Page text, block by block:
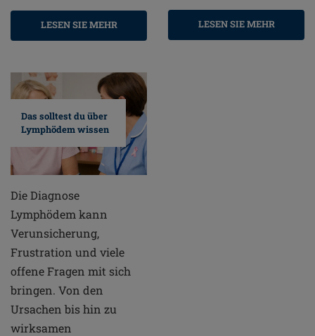
LESEN SIE MEHR LESEN SIE MEHR
Das solltest du über
Lymphödem wissen
Die Diagnose
Lymphödem kann
Verunsicherung,
Frustration und viele
offene Fragen mit sich
bringen. Von den
Ursachen bis hin zu
wirksamen